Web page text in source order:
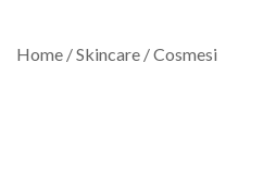
Home /Skincare /Cosmesi